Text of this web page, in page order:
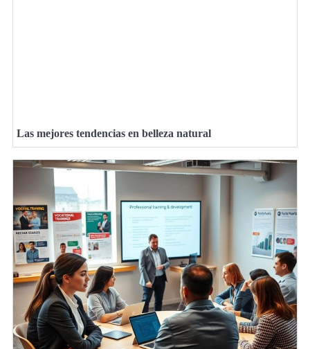
Las mejores tendencias en belleza natural